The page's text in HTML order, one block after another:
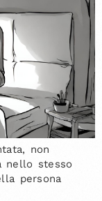
non
nello stesso
persona